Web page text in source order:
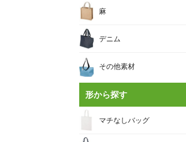
麻
デニム
その他素材
形から探す
マチなしバッグ